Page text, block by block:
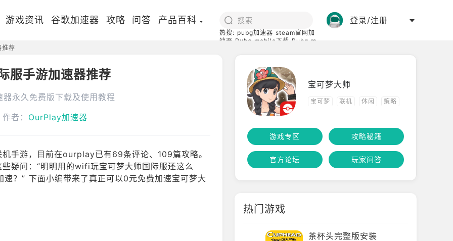
游戏资讯 谷歌加速器 攻略 问答 产品百科
热搜: pubg加速器 steam官网加
速器 Pubg mobile下载 Pubg m
登录/注册
推荐
服手游加速器推荐
永久免费版下载及使用教程
作者： OurPlay加速器
手游，目前在ourplay已有69条评论、109篇攻略。
疑问：“明明用的wifi玩宝可梦大师国际服还这么
？” 下面小编带来了真正可以0元免费加速宝可梦大
宝可梦大师
宝可梦 联机 休闲 策略
回合制
游戏专区 攻略秘籍
官方论坛 玩家问答
热门游戏
茶杯头完整版安装